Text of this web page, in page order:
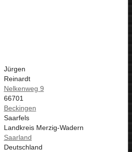
Jürgen
Reinardt
Nelkenweg 9
66701
Beckingen
Saarfels
Landkreis Merzig-Wadern
Saarland
Deutschland